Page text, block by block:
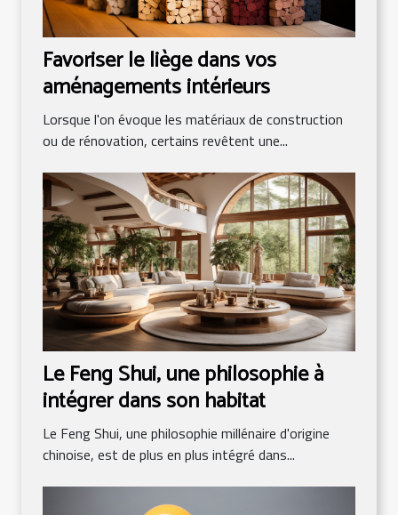
Favoriser le liège dans vos
aménagements intérieurs
Lorsque l'on évoque les matériaux de construction
ou de rénovation, certains revêtent une...
Le Feng Shui, une philosophie à
intégrer dans son habitat
Le Feng Shui, une philosophie millénaire d'origine
chinoise, est de plus en plus intégré dans...